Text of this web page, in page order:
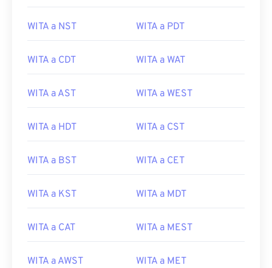
WITA a NST WITA a PDT
WITA a CDT WITA a WAT
WITA a AST WITA a WEST
WITA a HDT WITA a CST
WITA a BST WITA a CET
WITA a KST WITA a MDT
WITA a CAT WITA a MEST
WITA a AWST WITA a MET